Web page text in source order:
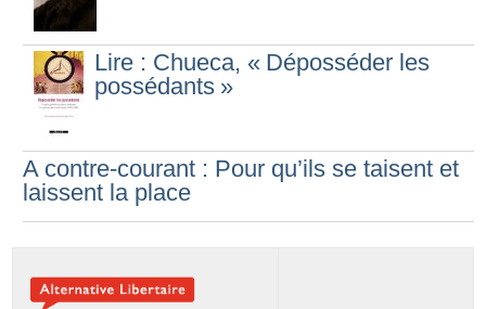
Lire : Chueca, « Déposséder les
possédants »
A contre-courant : Pour qu’ils se taisent et
laissent la place